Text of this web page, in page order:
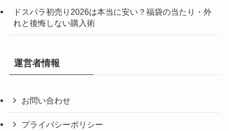
ドスパラ初売り2026は本当に安い？福袋の当たり・外
れと後悔しない購入術
運営者情報
お問い合わせ
プライバシーポリシー